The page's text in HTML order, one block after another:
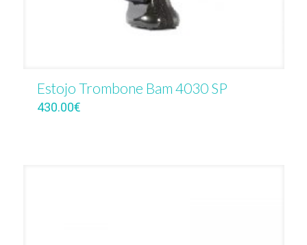
Estojo Trombone Bam 4030 SP
430.00€